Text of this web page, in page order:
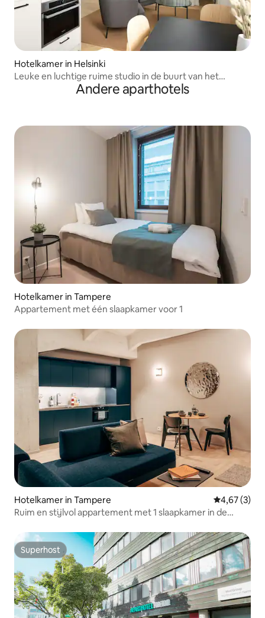
Hotelkamer in Helsinki
Leuke en luchtige ruime studio in de buurt van het
openbaar vervoerAndere aparthotels
Hotelkamer in Tampere
Appartement met één slaapkamer voor 1
Hotelkamer in Tampere
4,67 (3)
Ruim en stijlvol appartement met 1 slaapkamer in de
Superhost
Superhost